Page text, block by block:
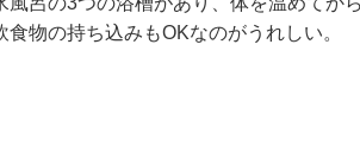
物の持ち込みもOKなのがうれしい。